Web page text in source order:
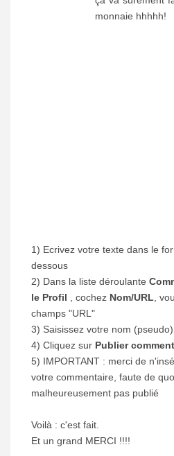
monnaie hhhhh!
1) Ecrivez votre texte dans le
dessous
2) Dans la liste déroulante
le Profil
, cochez Nom/URL ,
champs "URL"
3) Saisissez votre nom
4) Cliquez sur Publier
5) IMPORTANT : merci de
votre commentaire, faute de
malheureusement pas publié
Voilà : c'est fait.
Et un grand MERCI !!!!